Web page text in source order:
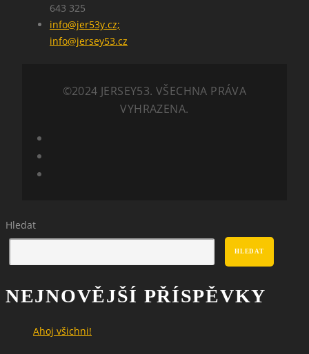
643 325
info@jer53y.cz;
info@jersey53.cz
©2024 JERSEY53. VŠECHNA PRÁVA
VYHRAZENA.
Hledat
HLEDAT
NEJNOVĚJŠÍ PŘÍSPĚVKY
Ahoj všichni!